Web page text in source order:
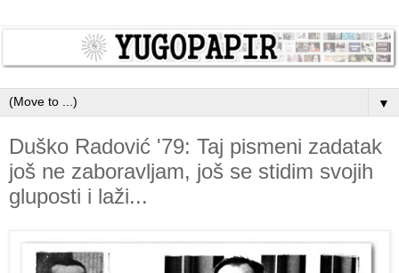
▼
Duško Radović '79: Taj pismeni zadatak
još ne zaboravljam, još se stidim svojih
gluposti i laži...